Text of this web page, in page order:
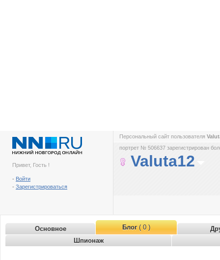
Привет, Гость !
- Войти
- Зарегистрироваться
Персональный сайт пользователя
портрет № 506637 зарегистрирован
Valuta12
Основное Блог( 0 )
Шпионаж